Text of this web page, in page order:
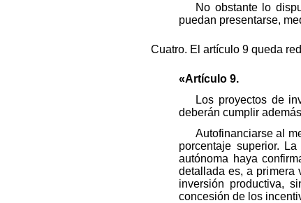
No obstante lo
puedan presentarse,
Cuatro. El artículo 9 queda
«Artículo 9.
Los proyectos de
deberán cumplir
Autofinanciarse al
porcentaje superior.
autónoma haya
detallada es, a primera
inversión productiva,
concesión de los